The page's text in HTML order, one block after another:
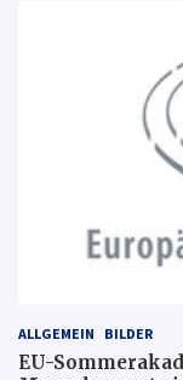
ALLGEMEIN BILDER
EU-